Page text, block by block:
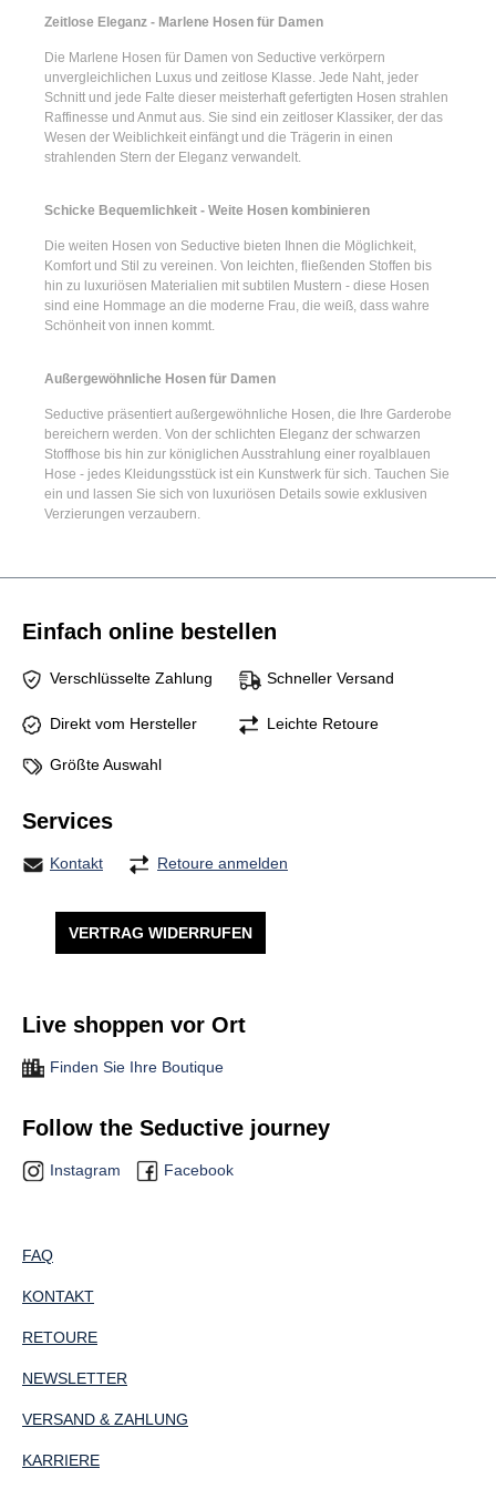
Zeitlose Eleganz - Marlene Hosen für Damen
Die Marlene Hosen für Damen von Seductive verkörpern
unvergleichlichen Luxus und zeitlose Klasse. Jede Naht, jeder
Schnitt und jede Falte dieser meisterhaft gefertigten Hosen strahlen
Raffinesse und Anmut aus. Sie sind ein zeitloser Klassiker, der das
Wesen der Weiblichkeit einfängt und die Trägerin in einen
strahlenden Stern der Eleganz verwandelt.
Schicke Bequemlichkeit - Weite Hosen kombinieren
Die weiten Hosen von Seductive bieten Ihnen die Möglichkeit,
Komfort und Stil zu vereinen. Von leichten, fließenden Stoffen bis
hin zu luxuriösen Materialien mit subtilen Mustern - diese Hosen
sind eine Hommage an die moderne Frau, die weiß, dass wahre
Schönheit von innen kommt.
Außergewöhnliche Hosen für Damen
Seductive präsentiert außergewöhnliche Hosen, die Ihre Garderobe
bereichern werden. Von der schlichten Eleganz der schwarzen
Stoffhose bis hin zur königlichen Ausstrahlung einer royalblauen
Hose - jedes Kleidungsstück ist ein Kunstwerk für sich. Tauchen Sie
ein und lassen Sie sich von luxuriösen Details sowie exklusiven
Verzierungen verzaubern.
Einfach online bestellen
Verschlüsselte Zahlung Schneller Versand
Direkt vom Hersteller Leichte Retoure
Größte Auswahl
Services
Kontakt Retoure anmelden
VERTRAG WIDERRUFEN
Live shoppen vor Ort
Finden Sie Ihre Boutique
Follow the Seductive journey
Instagram Facebook
FAQ
KONTAKT
RETOURE
NEWSLETTER
VERSAND & ZAHLUNG
KARRIERE